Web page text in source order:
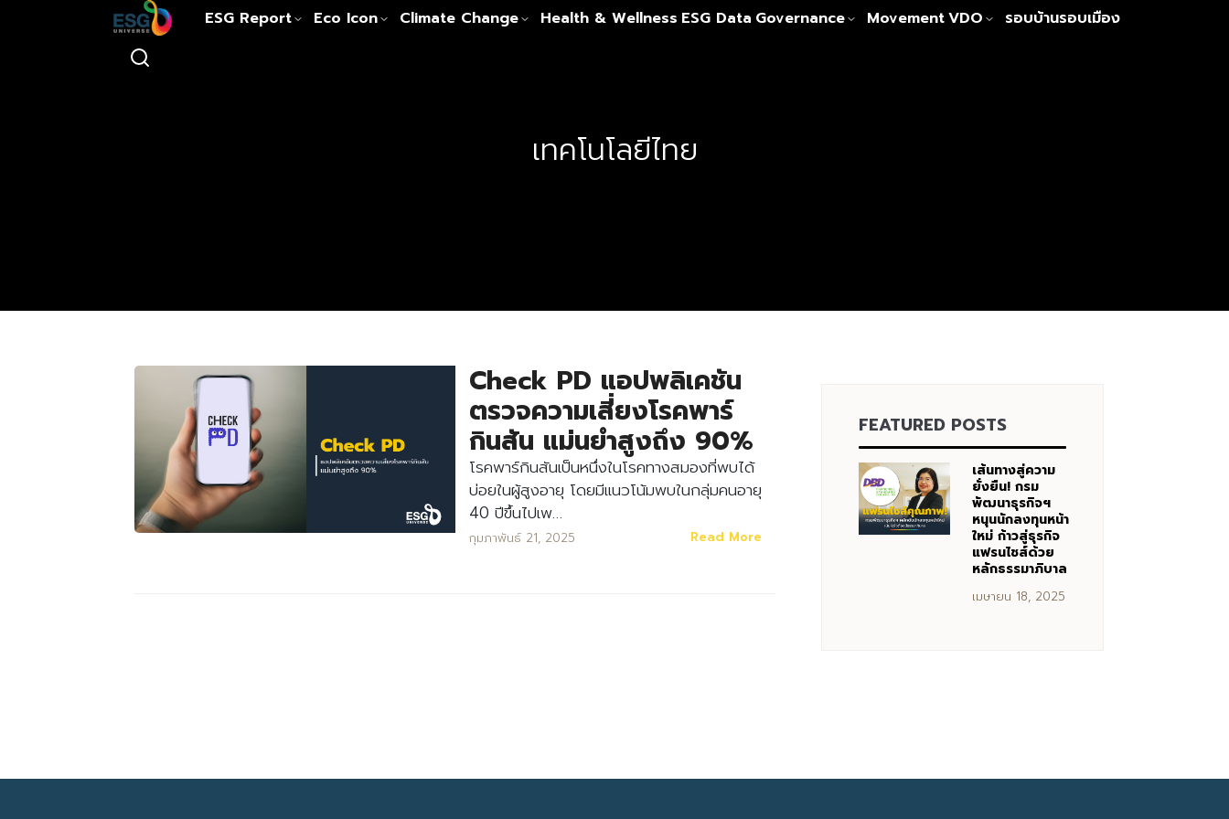
ESG Report Eco Icon Climate Change Health & Wellness ESG Data Governance MovementVDO รอบบ้านรอบเมือง
เทคโนโลยีไทย
Check PD แอปพลิเคชัน
ตรวจความเสี่ยงโรคพาร์
กินสัน แม่นยำสูงถึง 90%
โรคพาร์กินสันเป็นหนึ่งในโรคทางสมองที่พบได้
บ่อยในผู้สูงอายุ โดยมีแนวโน้มพบในกลุ่มคนอายุ
40 ปีขึ้นไปเพ…
กุมภาพันธ์ 21, 2025 Read More
FEATURED POSTS
เส้นทางสู่ความ
ยั่งยืน! กรม
พัฒนาธุรกิจฯ
หนุนนักลงทุนหน้า
ใหม่ ก้าวสู่ธุรกิจ
แฟรนไชส์ด้วย
หลักธรรมาภิบาล
เมษายน 18, 2025